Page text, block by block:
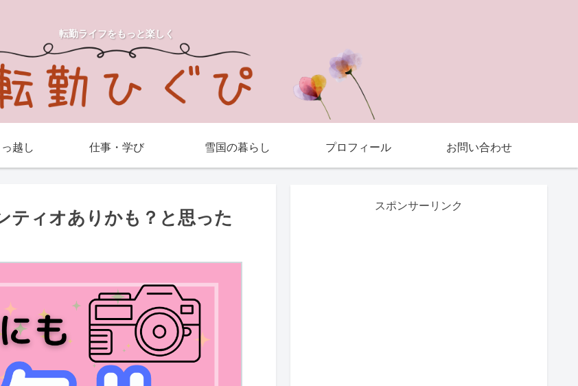
転勤ライフをもっと楽しく
越し 仕事・学び 雪国の暮らし プロフィール お問い合わせ
ティオありかも？と思った
スポンサーリンク